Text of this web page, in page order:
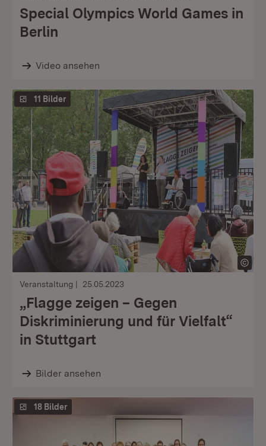
Special Olympics World Games in
Berlin
Video ansehen
11 Bilder
Veranstaltung 25.05.2023
„Flagge zeigen – Gegen
Diskriminierung und für Vielfalt“
in Stuttgart
Bilder ansehen
18 Bilder